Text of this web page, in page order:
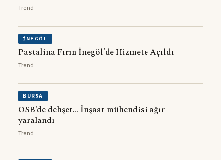
Trend
İNEGÖL
Pastalina Fırın İnegöl'de Hizmete Açıldı
Trend
BURSA
OSB'de dehşet... İnşaat mühendisi ağır
yaralandı
Trend